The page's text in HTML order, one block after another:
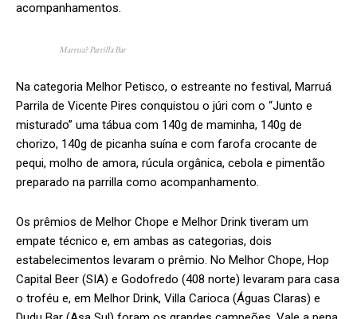
acompanhamentos.
Marrua? Parrilla Bar
Na categoria Melhor Petisco, o estreante no festival, Marruá
Parrila de Vicente Pires conquistou o júri com o “Junto e
misturado” uma tábua com 140g de maminha, 140g de
chorizo, 140g de picanha suína e com farofa crocante de
pequi, molho de amora, rúcula orgânica, cebola e pimentão
preparado na parrilla como acompanhamento.
Os prêmios de Melhor Chope e Melhor Drink tiveram um
empate técnico e, em ambas as categorias, dois
estabelecimentos levaram o prêmio. No Melhor Chope, Hop
Capital Beer (SIA) e Godofredo (408 norte) levaram para casa
o troféu e, em Melhor Drink, Villa Carioca (Águas Claras) e